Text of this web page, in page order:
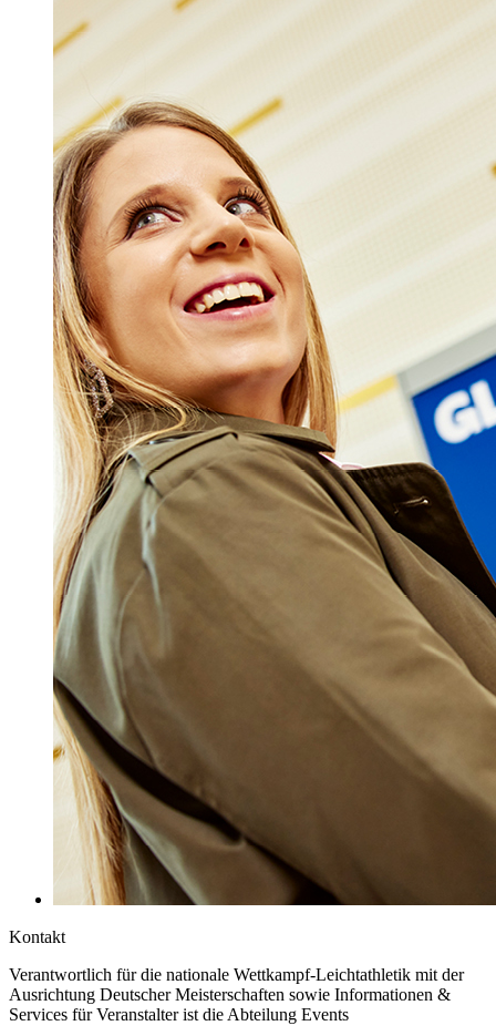
Kontakt
Verantwortlich für die nationale Wettkampf-Leichtathletik mit der
Ausrichtung Deutscher Meisterschaften sowie Informationen &
Services für Veranstalter ist die Abteilung Events